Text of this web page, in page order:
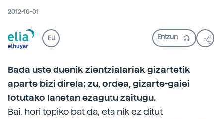
2012-10-01
EU
Bada uste duenik zientzialariak gizartetik
aparte bizi direla; zu, ordea, gizarte-gaiei
lotutako lanetan ezagutu zaitugu.
Bai, hori topiko bat da, eta nik ez ditut